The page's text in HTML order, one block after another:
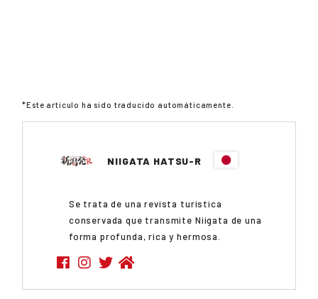
*Este artículo ha sido traducido automáticamente.
NIIGATA HATSU-R
Se trata de una revista turística
conservada que transmite Niigata de una
forma profunda, rica y hermosa.